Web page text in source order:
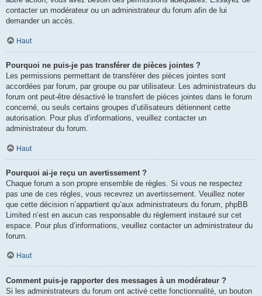
contacter un modérateur ou un administrateur du forum afin de lui
demander un accès.
Haut
Pourquoi ne puis-je pas transférer de pièces jointes ?
Les permissions permettant de transférer des pièces jointes sont
accordées par forum, par groupe ou par utilisateur. Les administrateurs du
forum ont peut-être désactivé le transfert de pièces jointes dans le forum
concerné, ou seuls certains groupes d’utilisateurs détiennent cette
autorisation. Pour plus d’informations, veuillez contacter un
administrateur du forum.
Haut
Pourquoi ai-je reçu un avertissement ?
Chaque forum a son propre ensemble de règles. Si vous ne respectez
pas une de ces règles, vous recevrez un avertissement. Veuillez noter
que cette décision n’appartient qu’aux administrateurs du forum, phpBB
Limited n’est en aucun cas responsable du règlement instauré sur cet
espace. Pour plus d’informations, veuillez contacter un administrateur du
forum.
Haut
Comment puis-je rapporter des messages à un modérateur ?
Si les administrateurs du forum ont activé cette fonctionnalité, un bouton